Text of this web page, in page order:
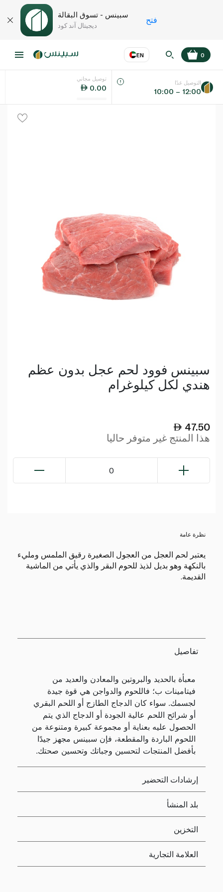
سبينس - تسوق البقالة
ديجيتال آند كود
فتح
EN
اللغة عر
0
توصيل مجاني
0.00
التوصيل غدًا
10:00 – 12:00
سبينس فوود لحم عجل بدون عظم
هندي لكل كيلوغرام
47.50
هذا المنتج غير متوفر حاليا
0
نظرة عامة
يعتبر لحم العجل من العجول الصغيرة رقيق الملمس ومليء
بالنكهة وهو بديل لذيذ للحوم البقر والذي يأتي من الماشية
القديمة.
تفاصيل
معبأة بالحديد والبروتين والمعادن والعديد من
فيتامينات ب؛ فاللحوم والدواجن هي قوة جيدة
لجسمك. سواء كان الدجاج الطازج أو اللحم البقري
أو شرائح اللحم عالية الجودة أو الدجاج الذي يتم
الحصول عليه بعناية أو مجموعة كبيرة ومتنوعة من
اللحوم الباردة والمقطعة، فإن سبينس مجهز جيدًا
بأفضل المنتجات لتحسين وجباتك وتحسين صحتك.
إرشادات التحضير
بلد المنشأ
التخزين
العلامة التجارية